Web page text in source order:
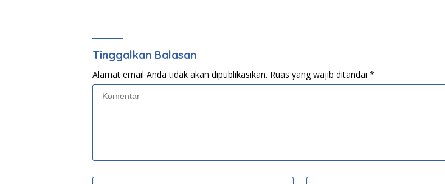
Tinggalkan Balasan
Alamat email Anda tidak akan dipublikasikan. Ruas yang wajib ditandai *